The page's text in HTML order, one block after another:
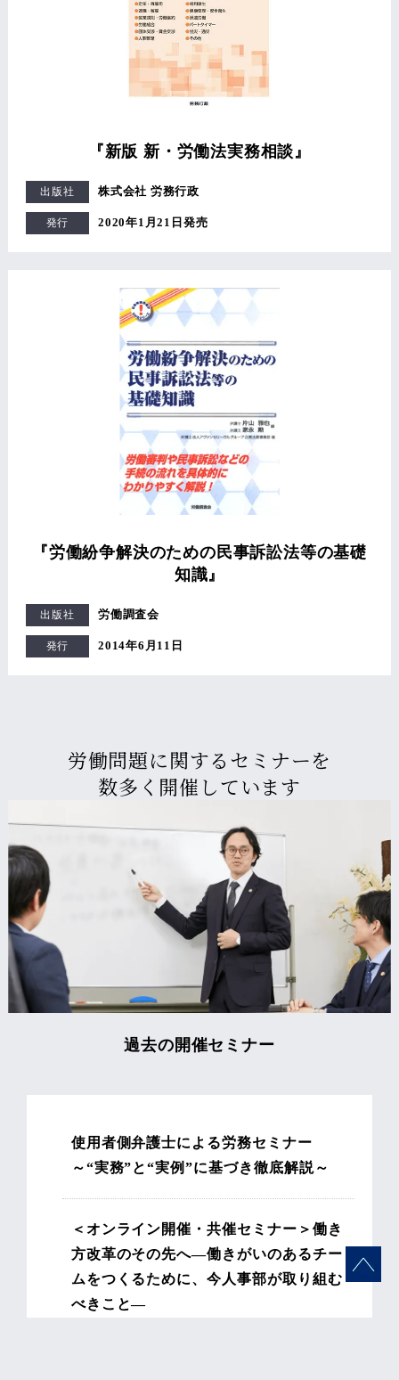
『新版 新・労働法実務相談』
出版社 株式会社 労務行政
発行 2020年1月21日発売
『労働紛争解決のための民事訴訟法等の基礎
知識』
出版社 労働調査会
発行 2014年6月11日
労働問題に関するセミナーを
数多く開催しています
過去の開催セミナー
使用者側弁護士による労務セミナー
～“実務”と“実例”に基づき徹底解説～
＜オンライン開催・共催セミナー＞働き
方改革のその先へ―働きがいのあるチー
ムをつくるために、今人事部が取り組む
べきこと―